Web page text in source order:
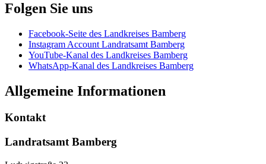
Folgen Sie uns
Facebook-Seite des Landkreises Bamberg
Instagram Account Landratsamt Bamberg
YouTube-Kanal des Landkreises Bamberg
WhatsApp-Kanal des Landkreises Bamberg
Allgemeine Informationen
Kontakt
Landratsamt Bamberg